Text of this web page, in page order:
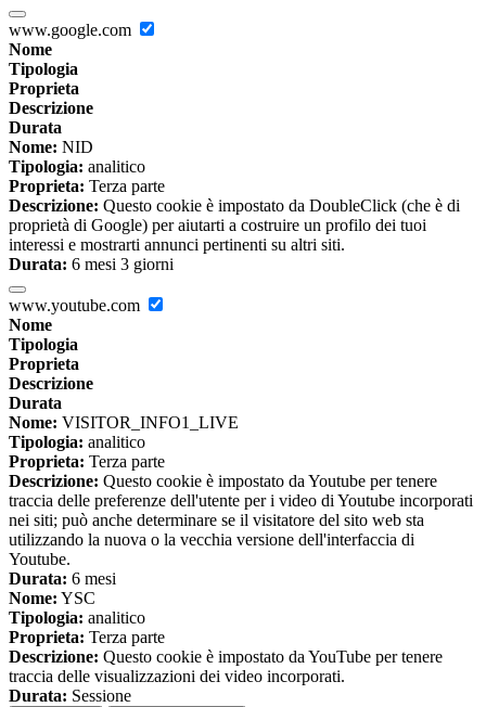
www.google.com
Nome
Tipologia
Proprieta
Descrizione
Durata
Nome: NID
Tipologia: analitico
Proprieta: Terza parte
Descrizione: Questo cookie è impostato da DoubleClick (che è di
proprietà di Google) per aiutarti a costruire un profilo dei tuoi
interessi e mostrarti annunci pertinenti su altri siti.
Durata: 6 mesi 3 giorni
www.youtube.com
Nome
Tipologia
Proprieta
Descrizione
Durata
Nome: VISITOR_INFO1_LIVE
Tipologia: analitico
Proprieta: Terza parte
Descrizione: Questo cookie è impostato da Youtube per tenere
traccia delle preferenze dell'utente per i video di Youtube incorporati
nei siti; può anche determinare se il visitatore del sito web sta
utilizzando la nuova o la vecchia versione dell'interfaccia di
Youtube.
Durata: 6 mesi
Nome: YSC
Tipologia: analitico
Proprieta: Terza parte
Descrizione: Questo cookie è impostato da YouTube per tenere
traccia delle visualizzazioni dei video incorporati.
Durata: Sessione